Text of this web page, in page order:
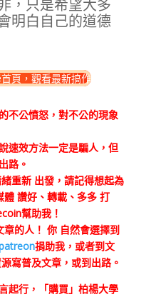
，只是希望大多
明白自己的道德
頁，觀看最新搞作
不公憤怒，對不公的現象
速效方法一定是騙人，但
路。
重新 出發，請記得想起為
讚好、轉載、多多 打
幫助我！
的人！ 你 自然會選擇到
捐助我，或者到文
寫普及文章，或到出路。
起行，「購買」柏楊大學